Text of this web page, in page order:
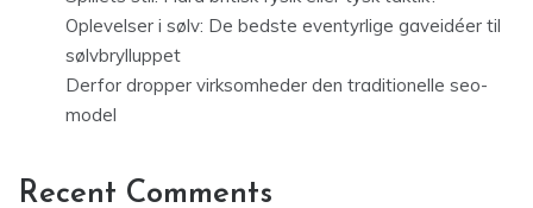
Oplevelser i sølv: De bedste eventyrlige gaveidéer til
sølvbrylluppet
Derfor dropper virksomheder den traditionelle seo-
model
Recent Comments